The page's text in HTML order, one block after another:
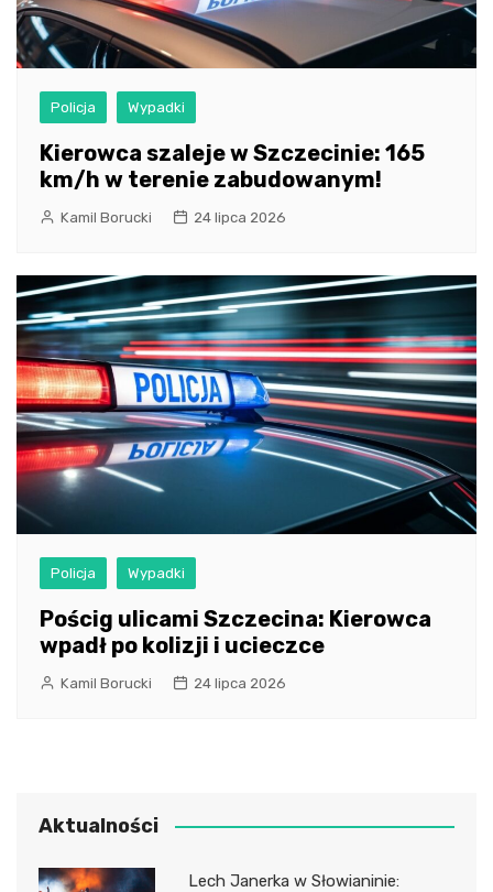
Policja Wypadki
Kierowca szaleje w Szczecinie: 165
km/h w terenie zabudowanym!
Kamil Borucki 24 lipca 2026
Policja Wypadki
Pościg ulicami Szczecina: Kierowca
wpadł po kolizji i ucieczce
Kamil Borucki 24 lipca 2026
Aktualności
Lech Janerka w Słowianinie: